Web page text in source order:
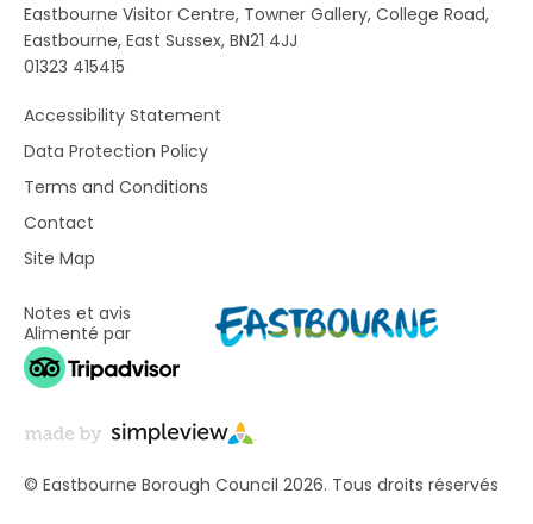
Eastbourne Visitor Centre, Towner Gallery, College Road,
Eastbourne, East Sussex, BN21 4JJ
01323 415415
Accessibility Statement
Data Protection Policy
Terms and Conditions
Contact
Site Map
Notes et avis
Alimenté par
© Eastbourne Borough Council 2026. Tous droits réservés